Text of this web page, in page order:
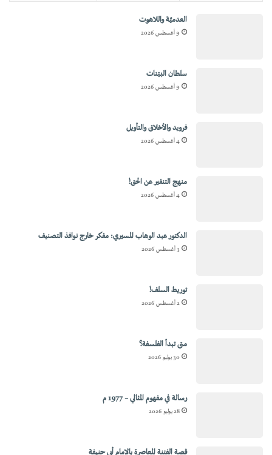
العدميَّة واللاهوت
9 أغسطس 2026
سلطان البيّنات
9 أغسطس 2026
فرويد والأخلاق والتأويل
4 أغسطس 2026
منهج التنفير عن الحق!
4 أغسطس 2026
الدكتور عبد الوهاب المسيري: مفكر خارج نوافذ التصنيف
3 أغسطس 2026
توريط السلف!
2 أغسطس 2026
متى تبدأ الفلسفة؟
30 يوليو 2026
رسالة في مفهوم المثالي – 1977 م
28 يوليو 2026
قصة الفتنة المعاصرة بالإمام أبي حنيفة